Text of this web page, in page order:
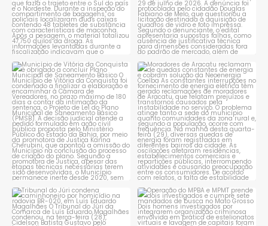
Município de Vitória da
Conquista é obrigado a...
1 0
Moradores de Aracatu
reclamam de quedas
constantes ...
1 0
Tribunal do Júri condena
caminhoneiro por...
1 0
Operação do MPBA e MPMT
prende dois investigados e...
1 0